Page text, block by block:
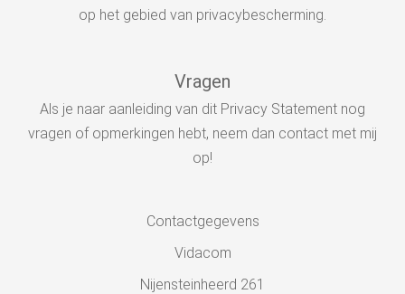
op het gebied van privacybescherming.
Vragen
Als je naar aanleiding van dit Privacy Statement nog
vragen of opmerkingen hebt, neem dan contact met mij
op!
Contactgegevens
Vidacom
Nijensteinheerd 261